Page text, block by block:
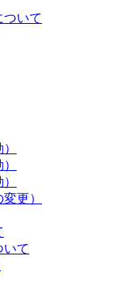
ついて
更）
いて